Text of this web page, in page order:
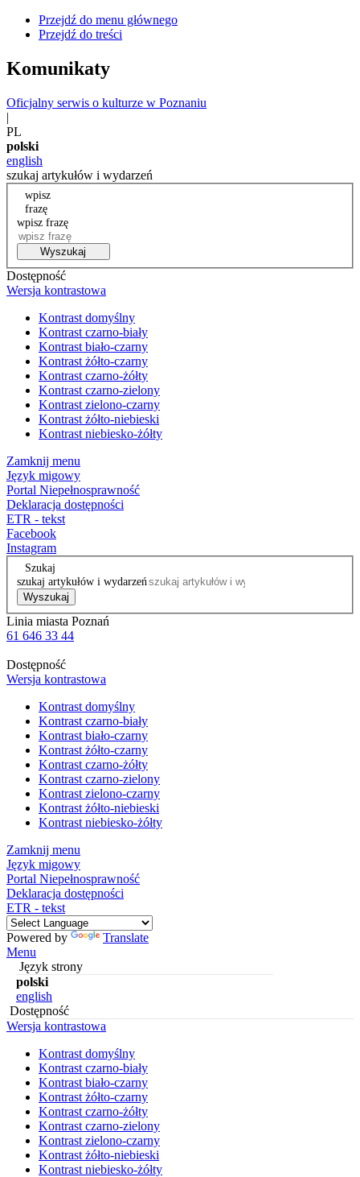
Przejdź do menu głównego
Przejdź do treści
Komunikaty
Oficjalny serwis o kulturze w Poznaniu
|
PL
polski
english
szukaj artykułów i wydarzeń
wpisz
frazę
wpisz frazę
Wyszukaj
Dostępność
Wersja kontrastowa
Kontrast domyślny
Kontrast czarno-biały
Kontrast biało-czarny
Kontrast żółto-czarny
Kontrast czarno-żółty
Kontrast czarno-zielony
Kontrast zielono-czarny
Kontrast żółto-niebieski
Kontrast niebiesko-żółty
Zamknij menu
Język migowy
Portal Niepełnosprawność
Deklaracja dostępności
ETR - tekst
Facebook
Instagram
Szukaj
szukaj artykułów i wydarzeń
Wyszukaj
Linia miasta Poznań
61 646 33 44
Dostępność
Wersja kontrastowa
Kontrast domyślny
Kontrast czarno-biały
Kontrast biało-czarny
Kontrast żółto-czarny
Kontrast czarno-żółty
Kontrast czarno-zielony
Kontrast zielono-czarny
Kontrast żółto-niebieski
Kontrast niebiesko-żółty
Zamknij menu
Język migowy
Portal Niepełnosprawność
Deklaracja dostępności
ETR - tekst
Powered by
Translate
Menu
Język strony
polski
english
Dostępność
Wersja kontrastowa
Kontrast domyślny
Kontrast czarno-biały
Kontrast biało-czarny
Kontrast żółto-czarny
Kontrast czarno-żółty
Kontrast czarno-zielony
Kontrast zielono-czarny
Kontrast żółto-niebieski
Kontrast niebiesko-żółty